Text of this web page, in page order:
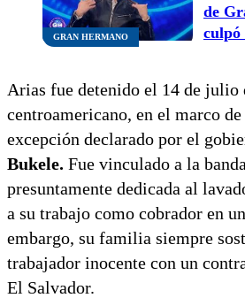
GRAN HERMANO
de
culpó
Arias fue detenido el 14 de julio
centroamericano, en el marco de
excepción declarado por el
Bukele. Fue vinculado a la
presuntamente dedicada al
a su trabajo como cobrador en
embargo, su familia siempre
trabajador inocente con un
El Salvador.